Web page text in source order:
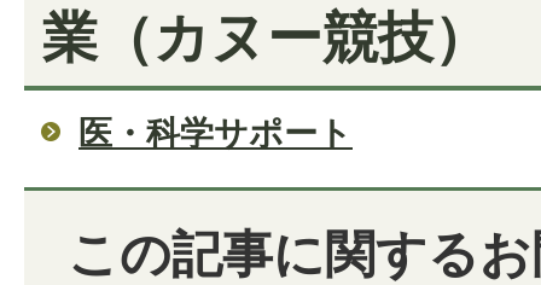
業（カヌー競技）
医・科学サポート
この記事に関する